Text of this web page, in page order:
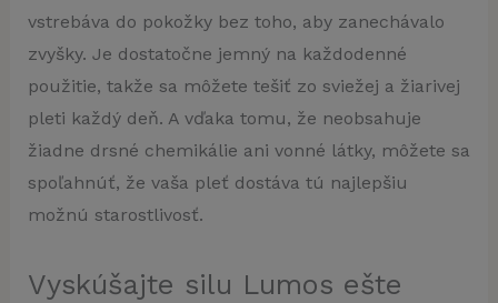
vstrebáva do pokožky bez toho, aby zanechávalo
zvyšky. Je dostatočne jemný na každodenné
použitie, takže sa môžete tešiť zo sviežej a žiarivej
pleti každý deň. A vďaka tomu, že neobsahuje
žiadne drsné chemikálie ani vonné látky, môžete sa
spoľahnúť, že vaša pleť dostáva tú najlepšiu
možnú starostlivosť.
Vyskúšajte silu Lumos ešte